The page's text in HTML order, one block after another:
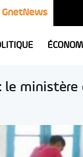
GnetNews
le